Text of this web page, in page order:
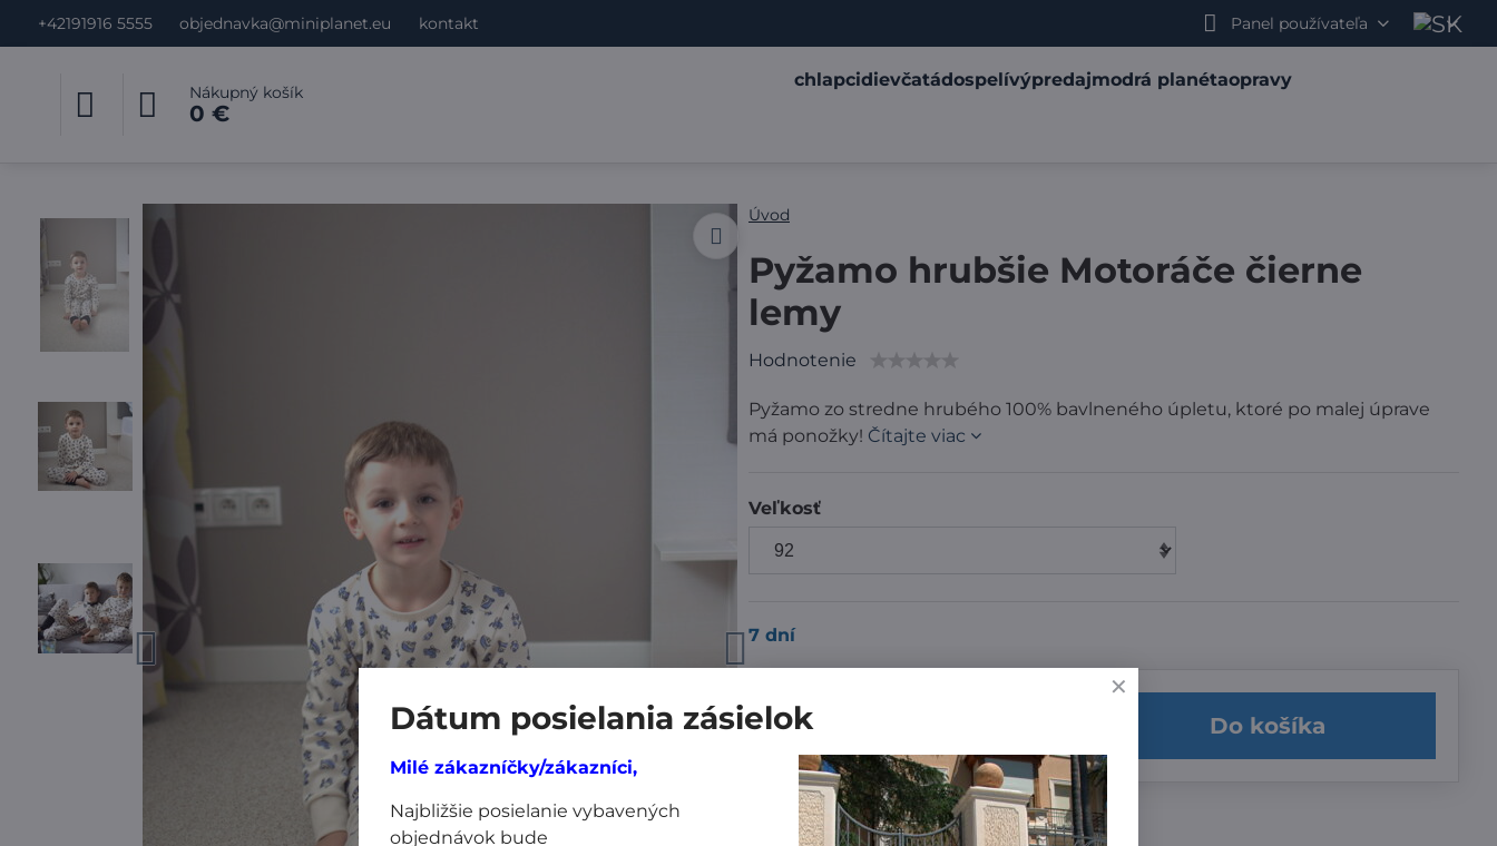
+42191916 5555 objednavka@miniplanet.eu kontakt Panel používateľa
Nákupný košík
0 €
chlapcidievčatádospelívýpredajmodrá planétaopravy
Úvod
Pyžamo hrubšie Motoráče čierne
lemy
Hodnotenie
Pyžamo zo stredne hrubého 100% bavlneného úpletu, ktoré po malej úprave
má ponožky! Čítajte viac
Veľkosť
7 dní
23,99 € Do košíka
Pridať k Obľúbeným Doručenia
Dátum posielania zásielok
Milé zákazníčky/zákazníci,
Najbližšie posielanie vybavených
objednávok bude